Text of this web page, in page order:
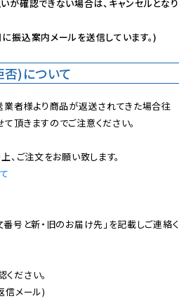
が確認できない場合は、キャンセルとなり
振込案内メールを送信しています。)
)について
者様より商品が返送されてきた場合往
頂きますのでご注意ください。
番号と新・旧のお届け先」を記載しご連絡く
ださい。
信メール)